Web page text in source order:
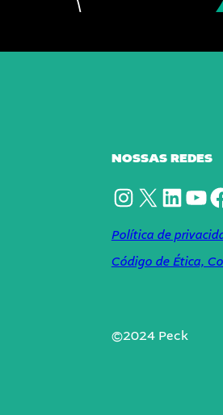
NOSSAS REDES
Instagram X LinkedIn YouTube Facebook
Política de
Código de Ética,
©2024 Peck